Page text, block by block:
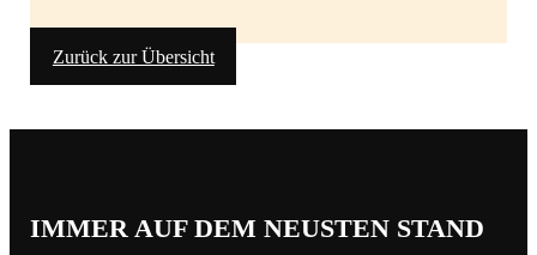
Zurück zur Übersicht
IMMER AUF DEM NEUSTEN STAND